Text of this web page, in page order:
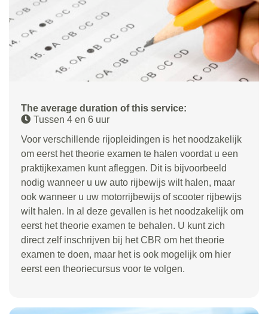
The average duration of this service:
Tussen 4 en 6 uur
Voor verschillende rijopleidingen is het noodzakelijk
om eerst het theorie examen te halen voordat u een
praktijkexamen kunt afleggen. Dit is bijvoorbeeld
nodig wanneer u uw auto rijbewijs wilt halen, maar
ook wanneer u uw motorrijbewijs of scooter rijbewijs
wilt halen. In al deze gevallen is het noodzakelijk om
eerst het theorie examen te behalen. U kunt zich
direct zelf inschrijven bij het CBR om het theorie
examen te doen, maar het is ook mogelijk om hier
eerst een theoriecursus voor te volgen.